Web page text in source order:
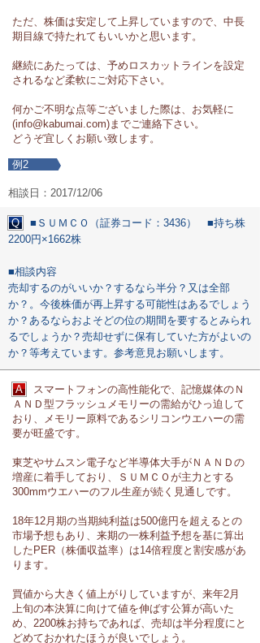
ただ、株価は安定して上昇していますので、中長
期目線で持たれてもいいかと思います。
継続にあたっては、予めロスカットラインを設定
されるなど柔軟にご対応下さい。
何かご不明な点等ございました際は、お気軽に
(info@kabumai.com)までご連絡下さい。
どうぞ宜しくお願い致します。
例2
相談日：2017/12/06
Q
■ＳＵＭＣＯ（証券コード：3436） ■持ち株
2200円×1662株
■相談内容
売却するのがいいか？するなら半分？又は全部
か？。今後株価が再上昇する可能性はあるでしょう
か？あるならおよそどの位の期間を要するとみられ
るでしょうか？売却せずに保有していた方がよいの
か？等考えています。参考意見お願いします。
A
スマートフォンの高性能化で、記憶媒体のＮ
ＡＮＤ型フラッシュメモリーの需給がひっ迫して
おり、メモリー原料であるシリコンウエハーの需
要が旺盛です。
東芝やサムスン電子など半導体大手がＮＡＮＤの
増産に着手しており、ＳＵＭＣＯが主力とする
300mmウエハーのフル生産が続く見通しです。
18年12月期の当期純利益は500億円を超えるとの
市場予想もあり、来期の一株利益予想を基に算出
したPER（株価収益率）は14倍程度と割安感があ
ります。
買値から大きく値上がりしていますが、来年2月
上旬の本決算に向けて値を伸ばす公算が高いた
め、2200株お持ちであれば、売却は半分程度にと
どめておかれたほうが良いでしょう。